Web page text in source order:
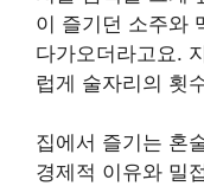
이 즐기던 소주와
다가오더라고요.
럽게 술자리의 횟
집에서 즐기는 혼
경제적 이유와 밀